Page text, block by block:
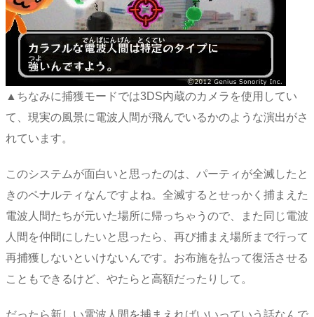
▲ちなみに捕獲モードでは3DS内蔵のカメラを使用してい
て、現実の風景に電波人間が飛んでいるかのような演出がさ
れています。
このシステムが面白いと思ったのは、パーティが全滅したと
きのペナルティなんですよね。全滅するとせっかく捕まえた
電波人間たちが元いた場所に帰っちゃうので、また同じ電波
人間を仲間にしたいと思ったら、再び捕まえ場所まで行って
再捕獲しないといけないんです。お布施を払って復活させる
こともできるけど、やたらと高額だったりして。
だったら新しい電波人間を捕まえればいいっていう話なんで